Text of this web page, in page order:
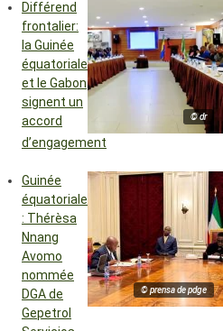
© dr
Différend
frontalier:
la Guinée
équatoriale
et le Gabon
signent un
accord
d’engagement
© prensa de pdge
Guinée
équatoriale
: Thérèsa
Nnang
Avomo
nommée
DGA de
Gepetrol